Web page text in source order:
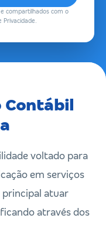
compartilhados com o
Contábil
voltado para
em serviços
atuar
através dos